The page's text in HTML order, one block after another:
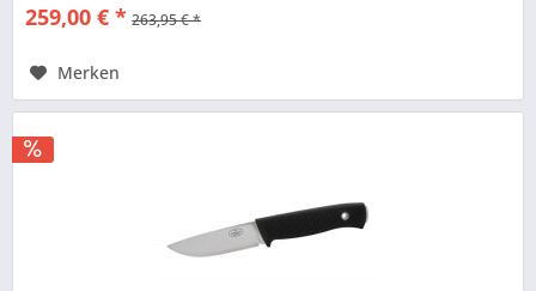
259,00 € * 263,95 € *
Merken